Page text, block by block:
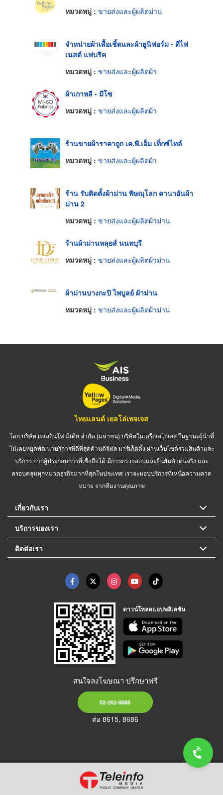
หมวดหมู่ : ขายส่งและผู้ผลิตม่าน
จำหน่ายผ้าเสื้อเชิ้ตและผ้ายูนิฟอร์ม - ดีไฟ
เนสต์ แฟบริค
หมวดหมู่ : ขายส่งและผู้ผลิตผ้า
ผ้าเกาหลี - มีโซ
หมวดหมู่ : ขายส่งและผู้ผลิตผ้า
ร้านขายผ้าราคาถูก เค.พี.เอ็ม เท็กซ์ไทล์
หมวดหมู่ : ขายส่งและผู้ผลิตผ้า
ร้าน รับติดตั้งผ้าม่าน พิษณุโลก คานาอันผ้า
ม่าน 2
หมวดหมู่ : ขายส่งและผู้ผลิตผ้าม่าน
ร้านผ้าม่านหลุยส์ นนทบุรี
หมวดหมู่ : ขายส่งและผู้ผลิตผ้าม่าน
ผ้าม่านบางกะปิ ไพบูลย์ ผ้าม่าน
หมวดหมู่ : ขายส่งและผู้ผลิตผ้าม่าน
ไทยแลนด์ เยลโล่เพจเจส
โดย บริษัท เทเลอินโฟ มีเดีย จำกัด (มหาชน) บริษัทในเครือเอไอเอส ในฐานะผู้นำที่
ไม่เคยหยุดพัฒนาบริการที่ดีที่สุดด้านดิจิทัล มาร์เก็ตติ้ง ผ่านเว็บไซต์รวมสินค้าและ
บริการ จากผู้ประกอบการที่เชื่อถือได้ มีการตรวจสอบและยืนยันตัวตนจริง และ
ครอบคลุมทุกหมวดธุรกิจมากที่สุดในประเทศ เราจะมอบบริการที่เหนือความคาด
หมาย จากทีมงานคุณภาพ
เกี่ยวกับเรา
บริการของเรา
ติดต่อเรา
ดาวน์โหลดแอปพลิเคชัน
สนใจลงโฆษณา ปรึกษาฟรี
02-262-8888
ต่อ 8615, 8686